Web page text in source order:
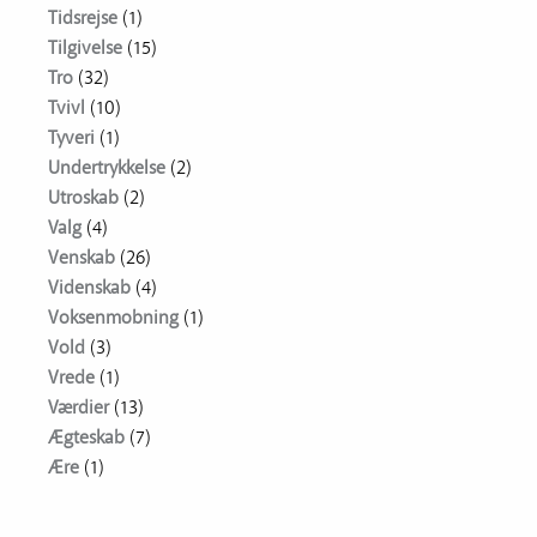
Tidsrejse (1)
Tilgivelse (15)
Tro (32)
Tvivl (10)
Tyveri (1)
Undertrykkelse (2)
Utroskab (2)
Valg(4)
Venskab (26)
Videnskab (4)
Voksenmobning(1)
Vold (3)
Vrede (1)
Værdier(13)
Ægteskab (7)
Ære (1)